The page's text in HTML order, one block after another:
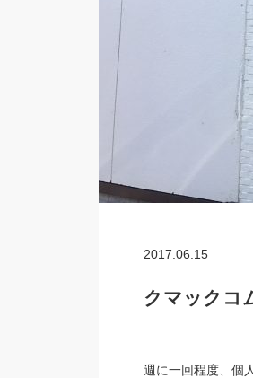
2017.06.15
クマックコ
週に一回程度、個